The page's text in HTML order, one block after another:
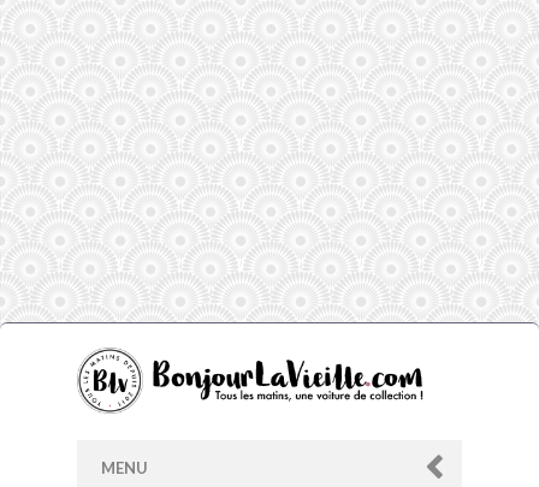
MENU